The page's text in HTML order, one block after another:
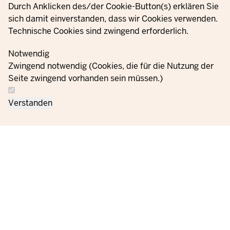
Durch Anklicken des/der Cookie-Button(s) erklären Sie
sich damit einverstanden, dass wir Cookies verwenden.
Technische Cookies sind zwingend erforderlich.
Notwendig
Zwingend notwendig (Cookies, die für die Nutzung der
Seite zwingend vorhanden sein müssen.)
Verstanden
Contactați-
ne
Informații
privind
© 2021 - 2026 Ministerium für Kinder, Jugend, Familie,
Gleichstellung, Flucht und Integration des Landes Nordrhein-
Westfalen